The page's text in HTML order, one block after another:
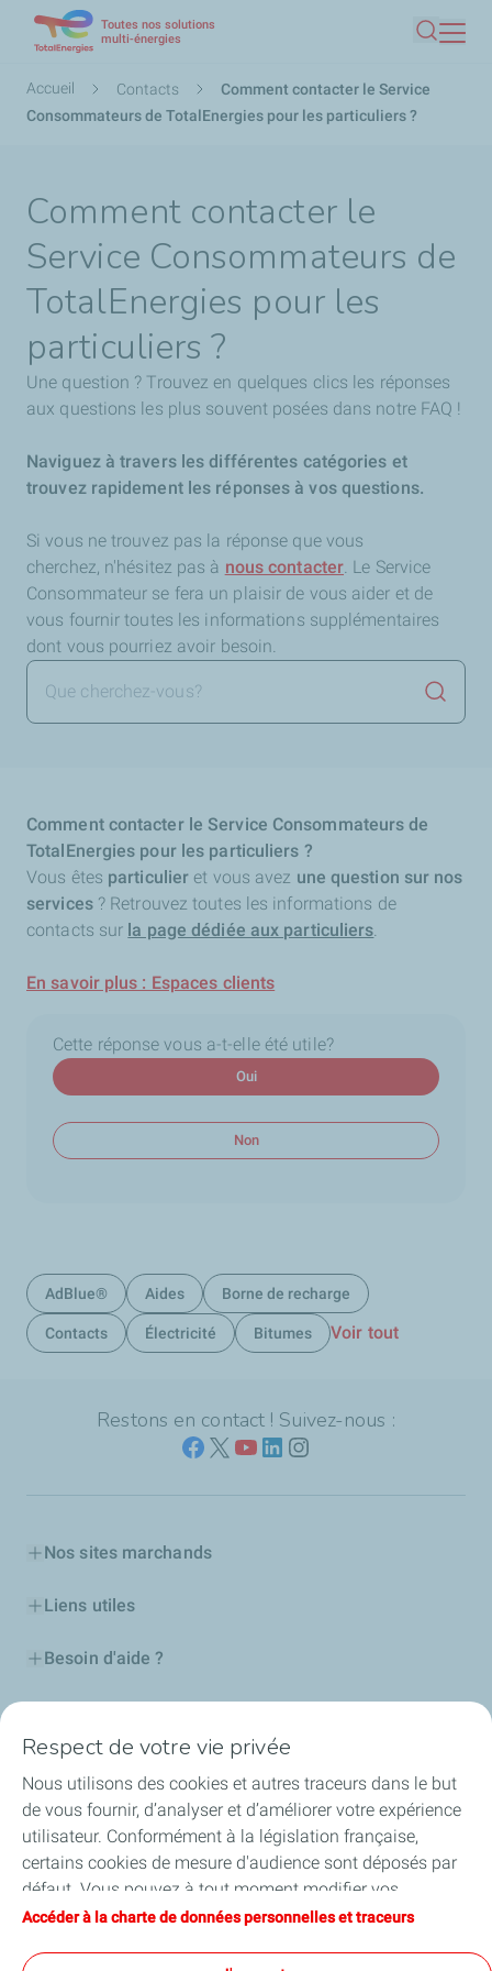
contenu
principal
Toutes nos solutions
multi-énergies
Fil
d'Ariane
Accueil Contacts
Comment contacter le Service
Consommateurs de TotalEnergies pour les particuliers ?
Comment contacter le
Service Consommateurs de
TotalEnergies pour les
particuliers ?
Une question ? Trouvez en quelques clics les réponses
aux questions les plus souvent posées dans notre FAQ !
Naviguez à travers les différentes catégories et
trouvez rapidement les réponses à vos questions.
Si vous ne trouvez pas la réponse que vous
cherchez, n'hésitez pas à nous contacter. Le Service
Consommateur se fera un plaisir de vous aider et de
vous fournir toutes les informations supplémentaires
dont vous pourriez avoir besoin.
Comment contacter le Service Consommateurs de
TotalEnergies pour les particuliers ?
Vous êtes particulier et vous avez une question sur nos
services ? Retrouvez toutes les informations de
contacts sur la page dédiée aux particuliers.
En savoir plus : Espaces clients
Cette réponse vous a-t-elle été utile?
Oui
Non
AdBlue® Aides Borne de recharge
Contacts Électricité Bitumes Voir tout
Restons en contact ! Suivez-nous :
Nos sites marchands
Liens utiles
Besoin d'aide ?
Certificats d'économies d'énergie
Nos partenaires
Collaborer avec TotalEnergies
Accessibilité
Respect de votre vie privée
Nous utilisons des cookies et autres traceurs dans le but
de vous fournir, d’analyser et d’améliorer votre expérience
utilisateur. Conformément à la législation française,
certains cookies de mesure d'audience sont déposés par
défaut. Vous pouvez à tout moment modifier vos
paramètres de cookies en cliquant sur le bouton « Gérer
Accéder à la charte de données personnelles et traceurs